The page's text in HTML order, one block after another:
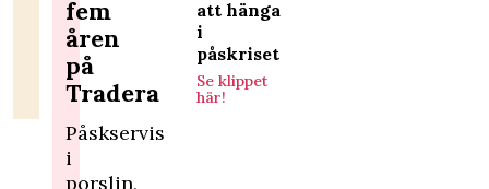
att hänga
i
påskriset
Se klippet
här!
fem
åren
på
Tradera
Påskservis
i
porslin,